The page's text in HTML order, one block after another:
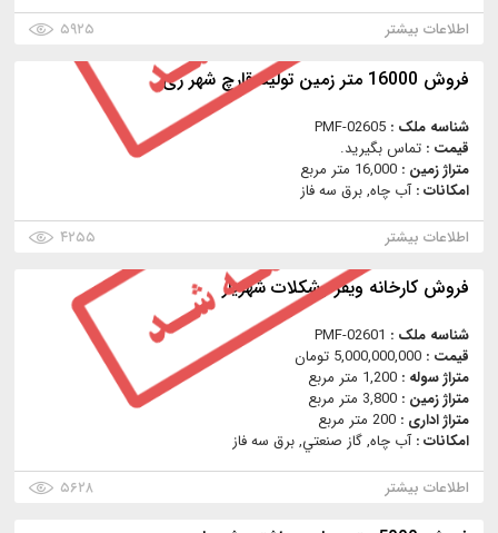
اطلاعات بیشتر
۵۹۲۵
فروش 16000 متر زمین تولید قارچ شهر ری
شناسه ملک : PMF-02605
قیمت : تماس بگیرید.
متراژ زمین : 16,000 متر مربع
امکانات :آب چاه, برق سه فاز
اطلاعات بیشتر
۴۲۵۵
فروش کارخانه ویفر وشکلات شهریار
شناسه ملک : PMF-02601
قیمت : 5,000,000,000 تومان
متراژ سوله : 1,200 متر مربع
متراژ زمین : 3,800 متر مربع
متراژ اداری : 200 متر مربع
امکانات :آب چاه, گاز صنعتي, برق سه فاز
اطلاعات بیشتر
۵۶۲۸